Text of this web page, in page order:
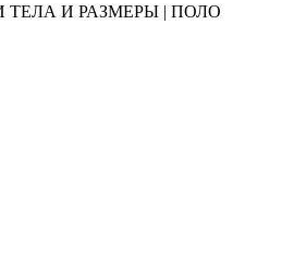
И РАЗМЕРЫ | ПОЛО